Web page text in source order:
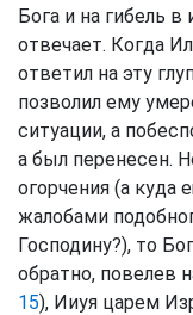
Бога и на гибель в
отвечает. Когда
ответил на эту
позволил ему
ситуации, а
а был перенесен.
огорчения (а куда
жалобами
Господину?), то
обратно, повелев
15), Ииуя царем